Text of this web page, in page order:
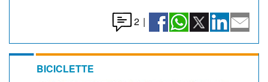
2 |
BICICLETTE